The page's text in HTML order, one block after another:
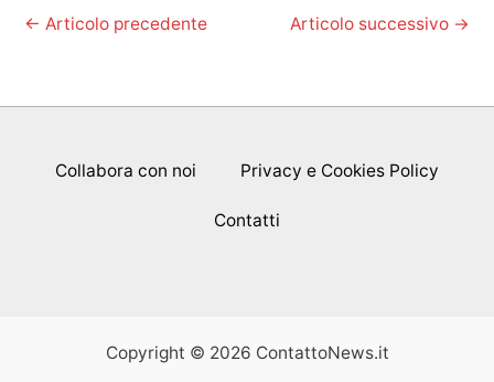
← Articolo precedente Articolo successivo →
Collabora con noi Privacy e Cookies Policy
Contatti
Copyright © 2026 ContattoNews.it